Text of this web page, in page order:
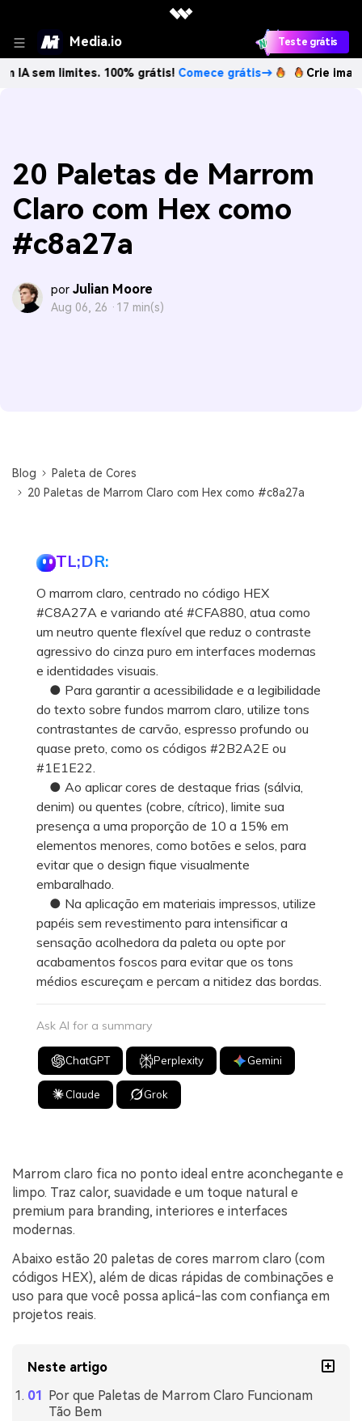
Media.io Teste grátis
limites. 100% grátis!Comece grátis→ Crie imagens com
20 Paletas de Marrom
Claro com Hex como
#c8a27a
por Julian Moore
Aug 06, 26 · 17 min(s)
Blog
Paleta de Cores
20 Paletas de Marrom Claro com Hex como #c8a27a
TL;DR:
O marrom claro, centrado no código HEX
#C8A27A e variando até #CFA880, atua como
um neutro quente flexível que reduz o contraste
agressivo do cinza puro em interfaces modernas
e identidades visuais.
● Para garantir a acessibilidade e a legibilidade
do texto sobre fundos marrom claro, utilize tons
contrastantes de carvão, espresso profundo ou
quase preto, como os códigos #2B2A2E ou
#1E1E22.
● Ao aplicar cores de destaque frias (sálvia,
denim) ou quentes (cobre, cítrico), limite sua
presença a uma proporção de 10 a 15% em
elementos menores, como botões e selos, para
evitar que o design fique visualmente
embaralhado.
● Na aplicação em materiais impressos, utilize
papéis sem revestimento para intensificar a
sensação acolhedora da paleta ou opte por
acabamentos foscos para evitar que os tons
médios escureçam e percam a nitidez das bordas.
Ask AI for a summary
ChatGPT Perplexity Gemini
Claude Grok
Marrom claro fica no ponto ideal entre aconchegante e
limpo. Traz calor, suavidade e um toque natural e
premium para branding, interiores e interfaces
modernas.
Abaixo estão 20 paletas de cores marrom claro (com
códigos HEX), além de dicas rápidas de combinações e
uso para que você possa aplicá-las com confiança em
projetos reais.
Neste artigo
Por que Paletas de Marrom Claro Funcionam
Tão Bem